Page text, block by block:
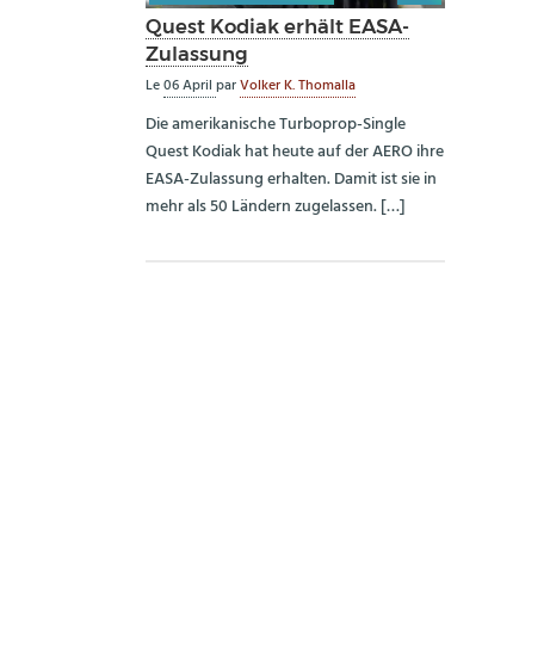
Quest Kodiak erhält EASA-
Zulassung
Le06 April parVolker K. Thomalla
Die amerikanische Turboprop-Single
Quest Kodiak hat heute auf der AERO ihre
EASA-Zulassung erhalten. Damit ist sie in
mehr als 50 Ländern zugelassen. […]